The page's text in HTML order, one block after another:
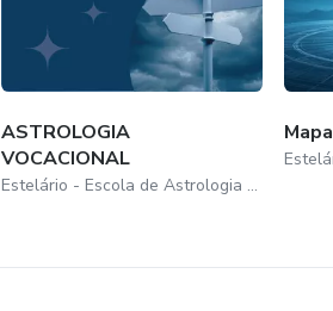
ASTROLOGIA
VOCACIONAL
Estelário - Escola de Astrologia Online